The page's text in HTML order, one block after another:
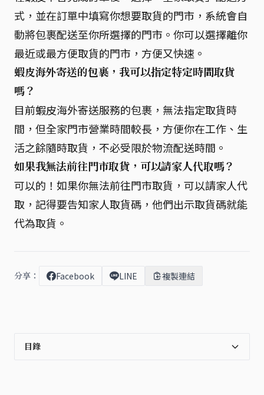
式，並在訂單中填寫你想要取貨的門市，系統會自
動將包裹配送至你所選擇的門市。你可以選擇離你
最近或最方便取貨的門市，方便又快速。
蝦皮海外寄送的包裹，我可以指定特定時間取貨
嗎？
目前蝦皮海外寄送服務的包裹，無法指定取貨時
間，但全家門市營業時間較長，方便你在工作、生
活之餘隨時取貨，不必受限於物流配送時間。
如果我無法前往門市取貨，可以請家人代取嗎？
可以的！如果你無法前往門市取貨，可以請家人代
取，記得要告知家人取貨碼，他們出示取貨碼就能
代為取貨。
分享： Facebook LINE 複製連結
目錄